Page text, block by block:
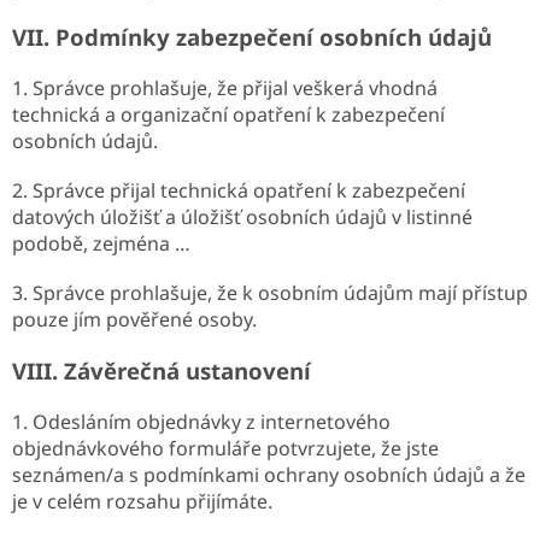
VII. Podmínky zabezpečení osobních údajů
1. Správce prohlašuje, že přijal veškerá vhodná
technická a organizační opatření k zabezpečení
osobních údajů.
2. Správce přijal technická opatření k zabezpečení
datových úložišť a úložišť osobních údajů v listinné
podobě, zejména …
3. Správce prohlašuje, že k osobním údajům mají přístup
pouze jím pověřené osoby.
VIII. Závěrečná ustanovení
1. Odesláním objednávky z internetového
objednávkového formuláře potvrzujete, že jste
seznámen/a s podmínkami ochrany osobních údajů a že
je v celém rozsahu přijímáte.